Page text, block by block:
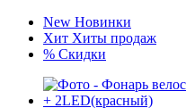
New Новинки
Хит Хиты продаж
% Скидки